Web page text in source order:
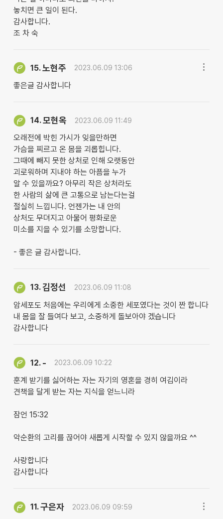
놓치면 큰 일이 된다.
감사합니다.
조 차 숙
15.노현주 2023.06.09 13:06
좋은글 감사합니다
14.모현옥 2023.06.09 11:49
오래전에 박힌 가시가 잊을만하면
가슴을 찌르고 온 몸을 괴롭힙니다.
그때에 빼지 못한 상처로 인해 오랫동안
괴로워하며 지내야 하는 아픔을 누가
알 수 있을까요? 아무리 작은 상처라도
한 사람의 삶에 큰 고통으로 남는다는걸
절실히 느낍니다. 언젠가는 내 안의
상처도 무뎌지고 아물어 평화로운
미소를 지을 수 있기를 소망합니다.
- 좋은 글 감사합니다.
13.김정선 2023.06.09 11:08
암세포도 처음에는 우리에게 소중한 세포였다는 것이 짠 합니다
내 몸을 잘 들여다 보고, 소중하게 돌보아야 겠습니다
감사합니다
12. - 2023.06.09 10:22
훈계 받기를 싫어하는 자는 자기의 영혼을 경히 여김이라
견책을 달게 받는 자는 지식을 얻느니라
잠언 15:32
악순환의 고리를 끊어야 새롭게 시작할 수 있지 않을까요 ^^
사랑합니다
감사합니다
11.구은자 2023.06.09 09:59